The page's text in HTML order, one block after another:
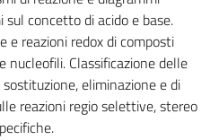
sul concetto di acido e base.
e reazioni redox di composti
nucleofili. Classificazione delle
eliminazione e di
reazioni regio selettive, stereo